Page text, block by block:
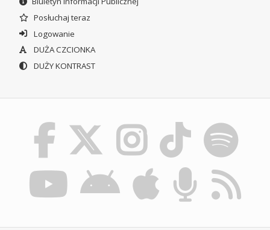
Posłuchaj teraz
Logowanie
DUŻA CZCIONKA
DUŻY KONTRAST